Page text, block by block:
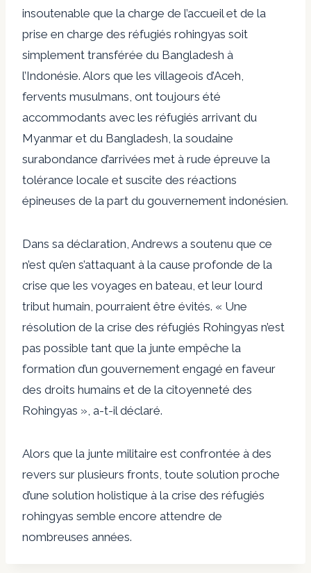
insoutenable que la charge de l’accueil et de la
prise en charge des réfugiés rohingyas soit
simplement transférée du Bangladesh à
l’Indonésie. Alors que les villageois d’Aceh,
fervents musulmans, ont toujours été
accommodants avec les réfugiés arrivant du
Myanmar et du Bangladesh, la soudaine
surabondance d’arrivées met à rude épreuve la
tolérance locale et suscite des réactions
épineuses de la part du gouvernement indonésien.
Dans sa déclaration, Andrews a soutenu que ce
n’est qu’en s’attaquant à la cause profonde de la
crise que les voyages en bateau, et leur lourd
tribut humain, pourraient être évités. « Une
résolution de la crise des réfugiés Rohingyas n’est
pas possible tant que la junte empêche la
formation d’un gouvernement engagé en faveur
des droits humains et de la citoyenneté des
Rohingyas », a-t-il déclaré.
Alors que la junte militaire est confrontée à des
revers sur plusieurs fronts, toute solution proche
d’une solution holistique à la crise des réfugiés
rohingyas semble encore attendre de
nombreuses années.